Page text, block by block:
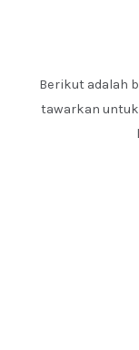
Berikut adalah
tawarkan